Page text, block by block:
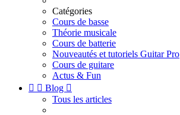
Catégories
Cours de basse
Théorie musicale
Cours de batterie
Nouveautés et tutoriels Guitar Pro
Cours de guitare
Actus & Fun
  Blog 
Tous les articles